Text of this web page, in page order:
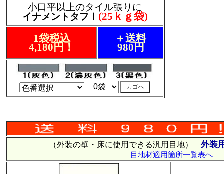
小口平以上のタイル張りに
イナメントタフⅠ (25ｋｇ袋)
1袋税込
4,180円！
＋送料
980円
（外装の壁・床に使用できる汎用目地） 外装
目地材適用箇所一覧表へ